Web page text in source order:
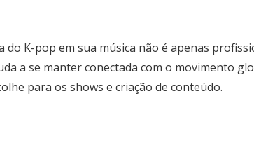
K-pop em sua música não é apenas
a se manter conectada com o movimento
para os shows e criação de conteúdo.